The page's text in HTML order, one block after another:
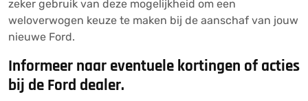
zeker gebruik van deze mogelijkheid om een
weloverwogen keuze te maken bij de aanschaf van jouw
nieuwe Ford.
Informeer naar eventuele kortingen of acties
bij de Ford dealer.